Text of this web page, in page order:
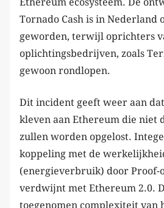
Tornado Cash is in Nederland
geworden, terwijl oprichters
oplichtingsbedrijven, zoals
gewoon rondlopen.
Dit incident geeft weer aan
kleven aan Ethereum die niet
zullen worden opgelost.
koppeling met de
(energieverbruik) door Proof-
verdwijnt met Ethereum 2.0.
toegenomen complexiteit van